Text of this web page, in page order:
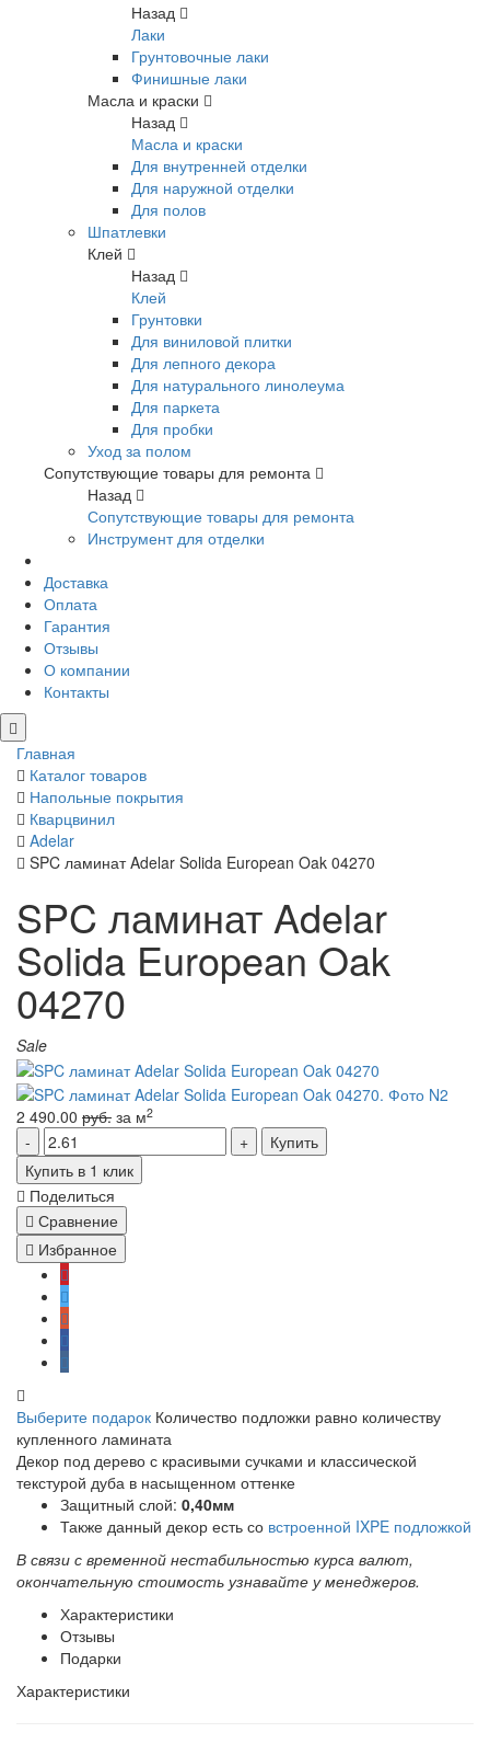
Назад
Лаки
Грунтовочные лаки
Финишные лаки
Масла и краски
Назад
Масла и краски
Для внутренней отделки
Для наружной отделки
Для полов
Шпатлевки
Клей
Назад
Клей
Грунтовки
Для виниловой плитки
Для лепного декора
Для натурального линолеума
Для паркета
Для пробки
Уход за полом
Сопутствующие товары для ремонта
Назад
Сопутствующие товары для ремонта
Инструмент для отделки
Доставка
Оплата
Гарантия
Отзывы
О компании
Контакты
Главная
Каталог товаров
Напольные покрытия
Кварцвинил
Adelar
SPC ламинат Adelar Solida European Oak 04270
SPC ламинат Adelar
Solida European Oak
04270
Sale
2 490.00 руб. за м2
Купить
Купить в 1 клик
Поделиться
Сравнение
Избранное
Выберите подарок Количество подложки равно количеству
купленного ламината
Декор под дерево с красивыми сучками и классической
текстурой дуба в насыщенном оттенке
Защитный слой: 0,40мм
Также данный декор есть со встроенной IXPE подложкой
В связи с временной нестабильностью курса валют,
окончательную стоимость узнавайте у менеджеров.
Характеристики
Отзывы
Подарки
Характеристики